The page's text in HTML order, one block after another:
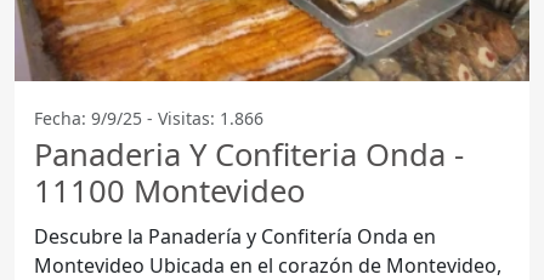
Fecha: 9/9/25 - Visitas: 1.866
Panaderia Y Confiteria Onda -
11100 Montevideo
Descubre la Panadería y Confitería Onda en
Montevideo Ubicada en el corazón de Montevideo,